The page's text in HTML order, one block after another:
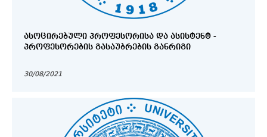
ᲐᲡᲝᲪᲘᲠᲔᲑᲣᲚᲘ ᲞᲠᲝᲤᲔᲡᲝᲠᲘᲡᲐ ᲓᲐ ᲐᲡᲘᲡᲢᲔᲜᲢ -
ᲞᲠᲝᲤᲔᲡᲝᲠᲔᲑᲘᲡ ᲒᲐᲡᲐᲣᲑᲠᲔᲑᲘᲡ ᲒᲐᲜᲠᲘᲒᲘ
30/08/2021